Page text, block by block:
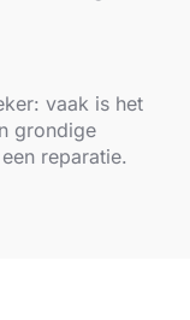
vaak is het
grondige
reparatie.